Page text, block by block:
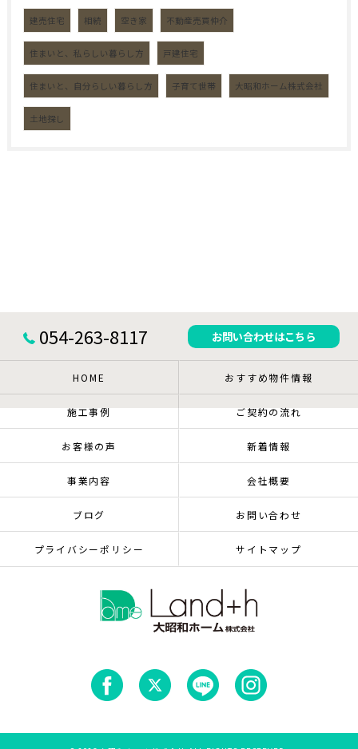
建売住宅 相続 空き家 不動産売買仲介
住まいと、私らしい暮らし方 戸建住宅
住まいと、自分らしい暮らし方 子育て世帯 大昭和ホーム株式会社
土地探し
054-263-8117 お問い合わせはこちら
HOME おすすめ物件情報
施工事例 ご契約の流れ
お客様の声 新着情報
事業内容 会社概要
ブログ お問い合わせ
プライバシーポリシー サイトマップ